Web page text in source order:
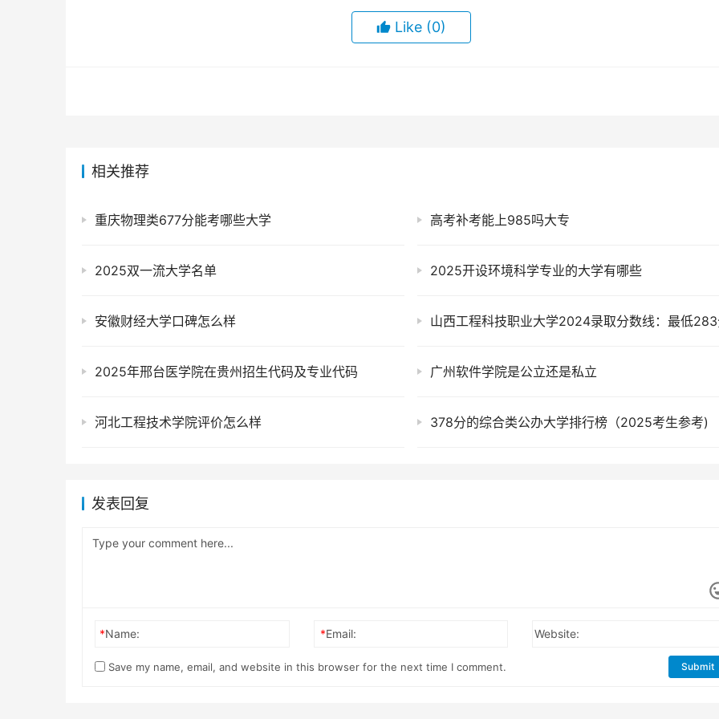
Like (0)
相关推荐
重庆物理类677分能考哪些大学 高考补考能上985吗大专
2025双一流大学名单 2025开设环境科学专业的大学有哪些
安徽财经大学口碑怎么样 山西工程科技职业大学2024录取分数线：最低
2025年邢台医学院在贵州招生代码及专业代码 广州软件学院是公立还是私立
河北工程技术学院评价怎么样 378分的综合类公办大学排行榜（2025考生参考)
发表回复
*Name: *Email: Website:
Save my name, email, and website in this browser for the next time I comment. Submit